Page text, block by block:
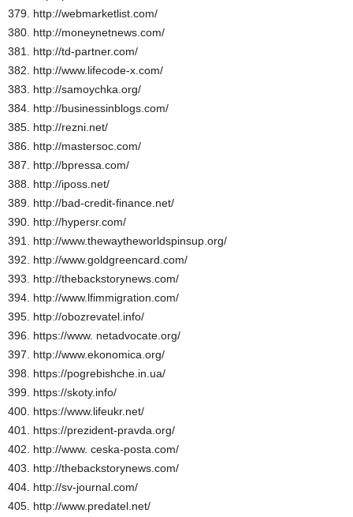
379. http://webmarketlist.com/
380. http://moneynetnews.com/
381. http://td-partner.com/
382. http://www.lifecode-x.com/
383. http://samoychka.org/
384. http://businessinblogs.com/
385. http://rezni.net/
386. http://mastersoc.com/
387. http://bpressa.com/
388. http://iposs.net/
389. http://bad-credit-finance.net/
390. http://hypersr.com/
391. http://www.thewaytheworldspinsup.org/
392. http://www.goldgreencard.com/
393. http://thebackstorynews.com/
394. http://www.lfimmigration.com/
395. http://obozrevatel.info/
396. https://www. netadvocate.org/
397. http://www.ekonomica.org/
398. https://pogrebishche.in.ua/
399. https://skoty.info/
400. https://www.lifeukr.net/
401. https://prezident-pravda.org/
402. http://www. ceska-posta.com/
403. http://thebackstorynews.com/
404. http://sv-journal.com/
405. http://www.predatel.net/